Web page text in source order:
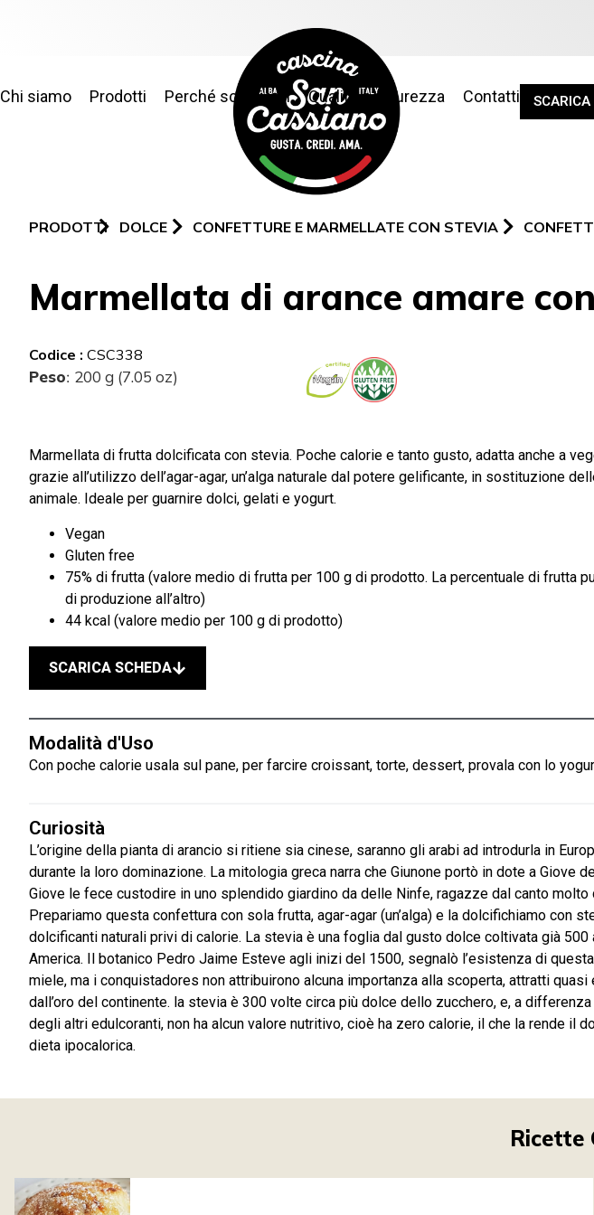
Chi siamo Prodotti Perché sceglierci Qualità e sicurezza Contatti
PRODOTTI DOLCE CONFETTURE E MARMELLATE CON STEVIA
Marmellata di arance amare
Codice : CSC338
Peso: 200 g (7.05 oz)
Marmellata di frutta dolcificata con stevia. Poche calorie e tanto gusto, adatta anche a
grazie all’utilizzo dell’agar-agar, un’alga naturale dal potere gelificante, in sostituzione
animale. Ideale per guarnire dolci, gelati e yogurt.
Vegan
Gluten free
75% di frutta (valore medio di frutta per 100 g di prodotto. La percentuale di frutta
di produzione all’altro)
44 kcal (valore medio per 100 g di prodotto)
SCARICA SCHEDA
Modalità d'Uso
Con poche calorie usala sul pane, per farcire croissant, torte, dessert, provala con lo
Curiosità
L’origine della pianta di arancio si ritiene sia cinese, saranno gli arabi ad introdurla in
durante la loro dominazione. La mitologia greca narra che Giunone portò in dote a Giove
Giove le fece custodire in uno splendido giardino da delle Ninfe, ragazze dal canto molto
Prepariamo questa confettura con sola frutta, agar-agar (un’alga) e la dolcifichiamo con
dolcificanti naturali privi di calorie. La stevia è una foglia dal gusto dolce coltivata già 500
America. Il botanico Pedro Jaime Esteve agli inizi del 1500, segnalò l’esistenza di
miele, ma i conquistadores non attribuirono alcuna importanza alla scoperta, attratti
dall’oro del continente. la stevia è 300 volte circa più dolce dello zucchero, e, a
degli altri edulcoranti, non ha alcun valore nutritivo, cioè ha zero calorie, il che la rende il
dieta ipocalorica.
Ricette